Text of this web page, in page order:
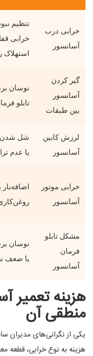
خرابی درب
آسانسور
تنظیم
خرابی
استهلاک
گیر کردن
آسانسور
بین طبقات
نوسان
تابلو
لرزش کابین
آسانسور
شل شدن
یا عدم
خرابی موتور
آسانسور
اضافه‌بار
مشکل تابلو
فرمان
آسانسور
نوسان
یا ضعف
هزینه تعمیر
منطقی آن
یکی از نگرانی‌های مدیران
هزینه به نوع خرابی،